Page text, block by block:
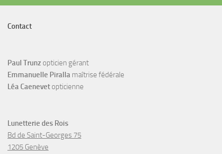
Contact
Paul Trunz opticien gérant
Emmanuelle Piralla maîtrise fédérale
Léa Caenevet opticienne
Lunetterie des Rois
Bd de Saint-Georges 75
1205 Genève